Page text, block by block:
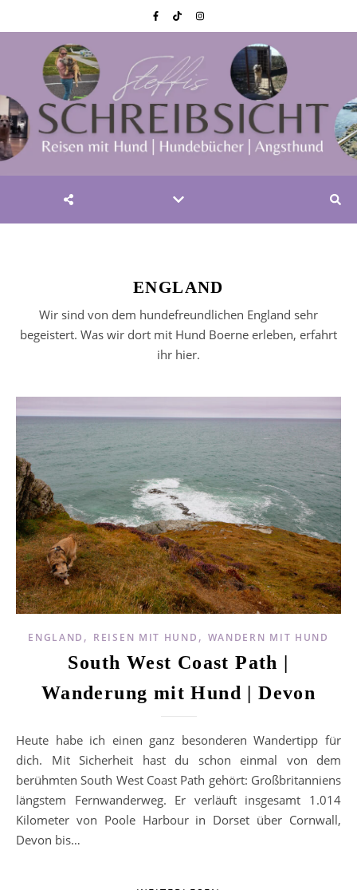
ENGLAND
Wir sind von dem hundefreundlichen England sehr
begeistert. Was wir dort mit Hund Boerne erleben, erfahrt
ihr hier.
ENGLAND , REISEN MIT HUND , WANDERN MIT HUND
South West Coast Path |
Wanderung mit Hund | Devon
Heute habe ich einen ganz besonderen Wandertipp für
dich. Mit Sicherheit hast du schon einmal von dem
berühmten South West Coast Path gehört: Großbritanniens
längstem Fernwanderweg. Er verläuft insgesamt 1.014
Kilometer von Poole Harbour in Dorset über Cornwall,
Devon bis…